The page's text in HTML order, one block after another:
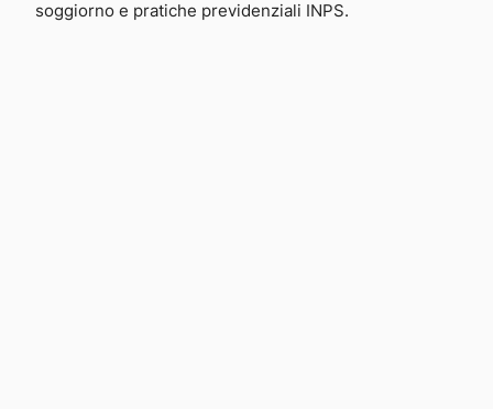
soggiorno e pratiche previdenziali INPS.